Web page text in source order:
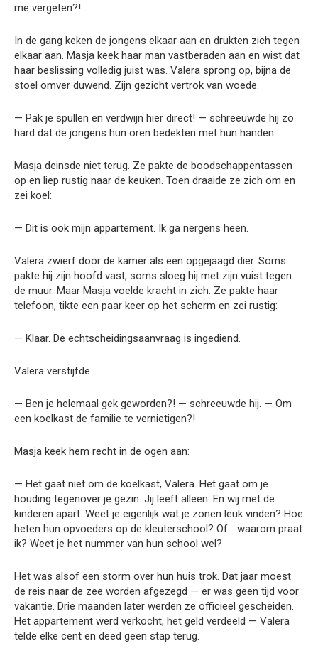
me vergeten?!
In de gang keken de jongens elkaar aan en drukten zich tegen
elkaar aan. Masja keek haar man vastberaden aan en wist dat
haar beslissing volledig juist was. Valera sprong op, bijna de
stoel omver duwend. Zijn gezicht vertrok van woede.
— Pak je spullen en verdwijn hier direct! — schreeuwde hij zo
hard dat de jongens hun oren bedekten met hun handen.
Masja deinsde niet terug. Ze pakte de boodschappentassen
op en liep rustig naar de keuken. Toen draaide ze zich om en
zei koel:
— Dit is ook mijn appartement. Ik ga nergens heen.
Valera zwierf door de kamer als een opgejaagd dier. Soms
pakte hij zijn hoofd vast, soms sloeg hij met zijn vuist tegen
de muur. Maar Masja voelde kracht in zich. Ze pakte haar
telefoon, tikte een paar keer op het scherm en zei rustig:
— Klaar. De echtscheidingsaanvraag is ingediend.
Valera verstijfde.
— Ben je helemaal gek geworden?! — schreeuwde hij. — Om
een koelkast de familie te vernietigen?!
Masja keek hem recht in de ogen aan:
— Het gaat niet om de koelkast, Valera. Het gaat om je
houding tegenover je gezin. Jij leeft alleen. En wij met de
kinderen apart. Weet je eigenlijk wat je zonen leuk vinden? Hoe
heten hun opvoeders op de kleuterschool? Of… waarom praat
ik? Weet je het nummer van hun school wel?
Het was alsof een storm over hun huis trok. Dat jaar moest
de reis naar de zee worden afgezegd — er was geen tijd voor
vakantie. Drie maanden later werden ze officieel gescheiden.
Het appartement werd verkocht, het geld verdeeld — Valera
telde elke cent en deed geen stap terug.